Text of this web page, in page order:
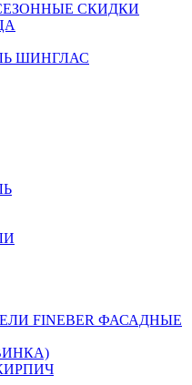
СКИДКИ
ШИНГЛАС
ФАСАДНЫЕ